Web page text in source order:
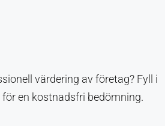
värdering av företag? Fyll i
en kostnadsfri bedömning.